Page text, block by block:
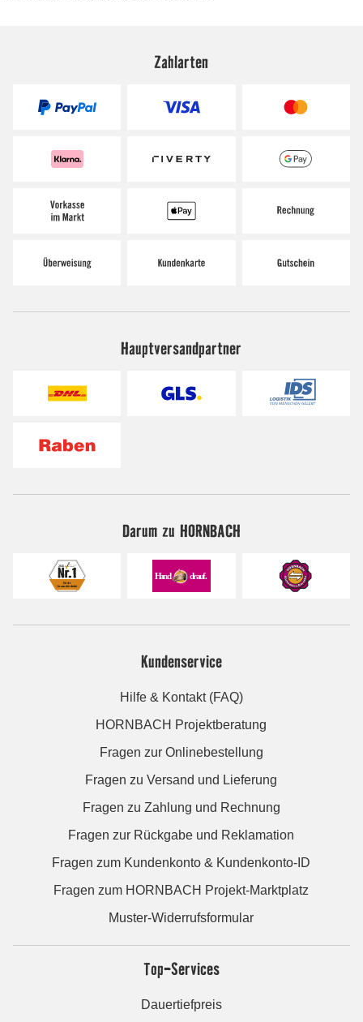
Zahlarten
Hauptversandpartner
Darum zu HORNBACH
Kundenservice
Hilfe & Kontakt (FAQ)
HORNBACH Projektberatung
Fragen zur Onlinebestellung
Fragen zu Versand und Lieferung
Fragen zu Zahlung und Rechnung
Fragen zur Rückgabe und Reklamation
Fragen zum Kundenkonto & Kundenkonto-ID
Fragen zum HORNBACH Projekt-Marktplatz
Muster-Widerrufsformular
Top-Services
Dauertiefpreis